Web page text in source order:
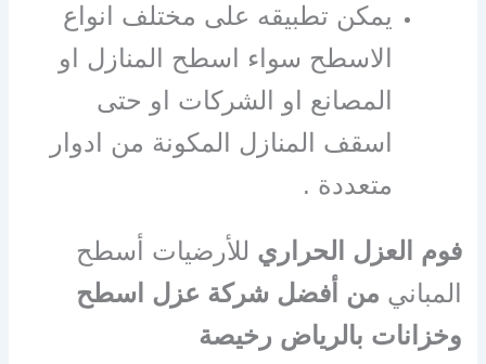
يمكن تطبيقه على مختلف انواع
الاسطح سواء اسطح المنازل او
المصانع او الشركات او حتى
اسقف المنازل المكونة من ادوار
متعددة .
فوم العزل الحراري للأرضيات أسطح
المباني من أفضل شركة عزل اسطح
وخزانات بالرياض رخيصة